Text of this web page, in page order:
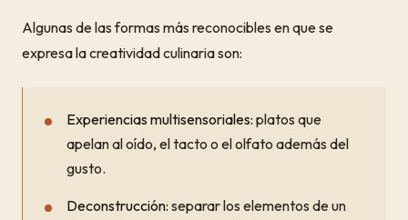
Algunas de las formas más reconocibles en que se
expresa la creatividad culinaria son:
Experiencias multisensoriales: platos que
apelan al oído, el tacto o el olfato además del
gusto.
Deconstrucción: separar los elementos de un